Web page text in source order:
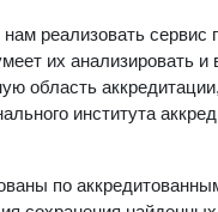
реализовать сервис
их анализировать и
область
института
по